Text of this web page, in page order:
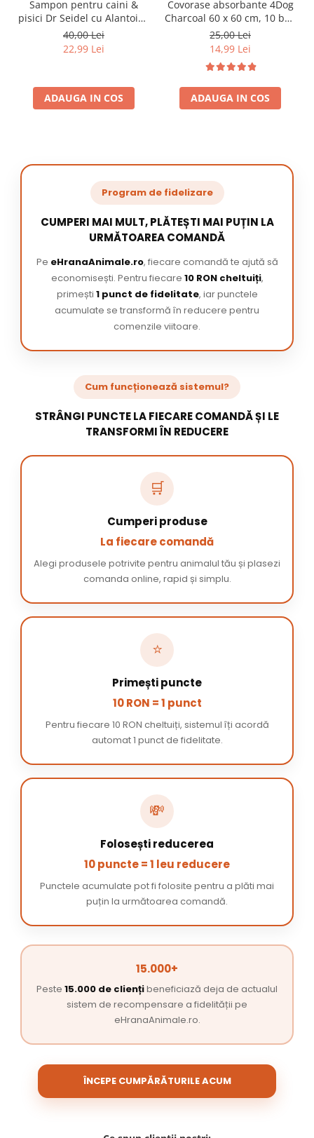
Sampon pentru caini &
pisici Dr Seidel cu Alantoina
220 ml
40,00 Lei
22,99 Lei
ADAUGA IN COS
Covorase absorbante 4Dog
Charcoal 60 x 60 cm, 10 buc
/ pachet
25,00 Lei
14,99 Lei
ADAUGA IN COS
Program de fidelizare
CUMPERI MAI MULT, PLĂTEȘTI MAI PUȚIN LA
URMĂTOAREA COMANDĂ
Pe eHranaAnimale.ro, fiecare comandă te ajută să
economisești. Pentru fiecare 10 RON cheltuiți,
primești 1 punct de fidelitate, iar punctele
acumulate se transformă în reducere pentru
comenzile viitoare.
Cum funcționează sistemul?
STRÂNGI PUNCTE LA FIECARE COMANDĂ ȘI LE
TRANSFORMI ÎN REDUCERE
🛒
Cumperi produse
La fiecare comandă
Alegi produsele potrivite pentru animalul tău și plasezi
comanda online, rapid și simplu.
⭐
Primești puncte
10 RON = 1 punct
Pentru fiecare 10 RON cheltuiți, sistemul îți acordă
automat 1 punct de fidelitate.
💸
Folosești reducerea
10 puncte = 1 leu reducere
Punctele acumulate pot fi folosite pentru a plăti mai
puțin la următoarea comandă.
15.000+
Peste 15.000 de cliențibeneficiază deja de actualul
sistem de recompensare a fidelității pe
eHranaAnimale.ro.
ÎNCEPE CUMPĂRĂTURILE ACUM